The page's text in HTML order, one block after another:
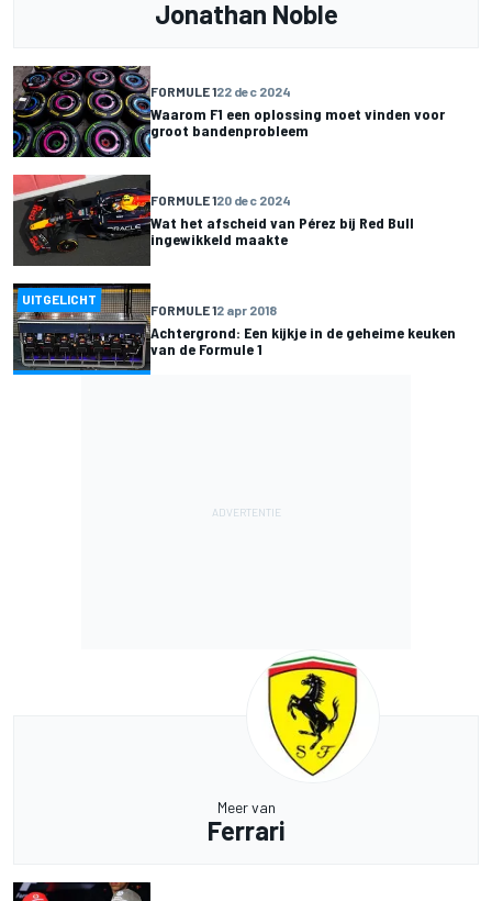
Jonathan Noble
FORMULE 122 dec 2024
Waarom F1 een oplossing moet vinden voor
groot bandenprobleem
FORMULE 120 dec 2024
Wat het afscheid van Pérez bij Red Bull
ingewikkeld maakte
UITGELICHT
FORMULE 12 apr 2018
Achtergrond: Een kijkje in de geheime keuken
van de Formule 1
Meer van
Ferrari